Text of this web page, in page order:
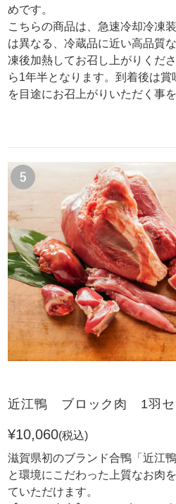
めです。
こちらの商品は、急速冷却冷凍
は異なる、冷蔵品に近い高品質
凍後加熱してお召し上がりくだ
ら1年半となります。到着後は賞
を目途にお召上がりいただく事
近江鴨 ブロック肉 1羽セ
¥10,060(税込)
滋賀県初のブランド合鴨「近江
と環境にこだわった上質なお肉
ていただけます。